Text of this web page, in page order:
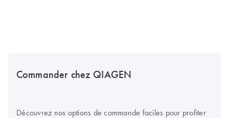
Commander chez QIAGEN
Découvrez nos options de commande faciles pour profiter